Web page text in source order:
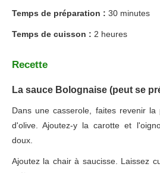
Temps de préparation : 30 minutes
Temps de cuisson : 2 heures
Recette
La sauce Bolognaise (peut se
Dans une casserole, faites revenir
d'olive. Ajoutez-y la carotte et
doux.
Ajoutez la chair à saucisse. Laissez